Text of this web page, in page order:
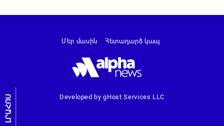
ԼՐԱՀՈՍ Developed by gHost Services LLC
Մեր մասին Հետադարձ կապ